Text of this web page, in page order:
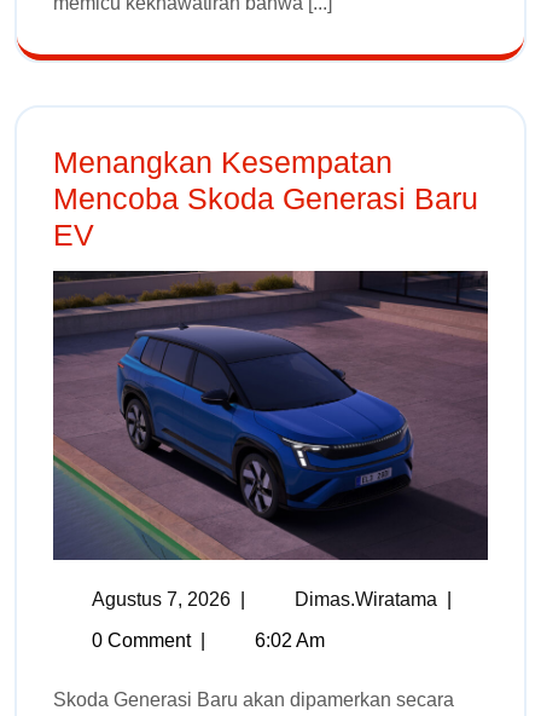
Menangkan Kesempatan
Mencoba Skoda Generasi Baru
EV
Agustus 7, 2026 Dimas.wiratama
0 Comment
6:02 Am
Skoda Generasi Baru akan dipamerkan secara